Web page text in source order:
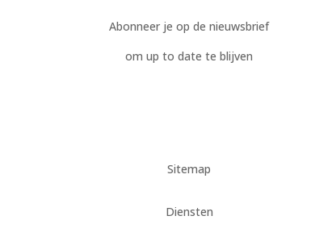
Abonneer je op de nieuwsbrief
om up to date te blijven
Sitemap
Diensten